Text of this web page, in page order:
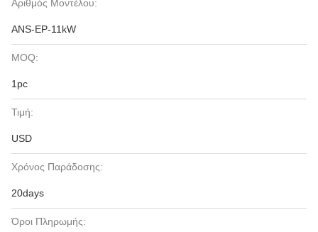
Αριθμός Μοντέλου:
ANS-EP-11kW
MOQ:
1pc
Τιμή:
USD
Χρόνος Παράδοσης:
20days
Όροι Πληρωμής: